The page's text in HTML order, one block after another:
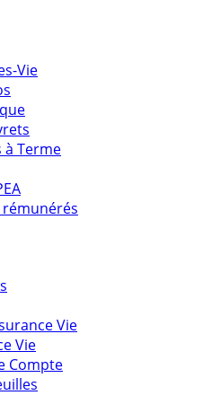
CGP, etc.
Vie
Terme
Vie
Vie